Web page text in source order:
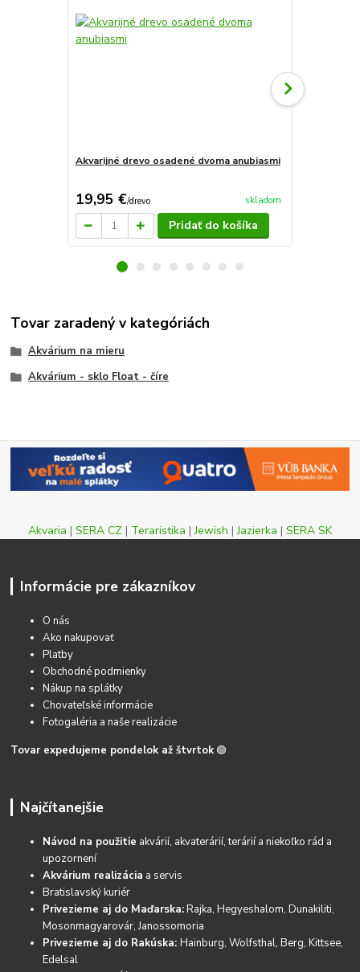
Akvarijné drevo osadené dvoma anubiasmi
19,95 €/drevo skladom
Pridať do košíka
Tovar zaradený v kategóriách
Akvárium na mieru
Akvárium - sklo Float - číre
Akvaria | SERA CZ | Teraristika |Jewish |Jazierka | SERA SK
Informácie pre zákazníkov
O nás
Ako nakupovať
Platby
Obchodné podmienky
Nákup na splátky
Chovateľské informácie
Fotogaléria a naše realizácie
Tovar expedujeme pondelok až štvrtok 🟢
Najčítanejšie
Návod na použitie akvárií, akvaterárií, terárií a niekoľko rád a
upozornení
Akvárium realizácia a servis
Bratislavský kuriér
Privezieme aj do Maďarska:Rajka, Hegyeshalom, Dunakiliti,
Mosonmagyarovár, Janossomoria
Privezieme aj do Rakúska:Hainburg, Wolfsthal, Berg, Kittsee,
Edelsal